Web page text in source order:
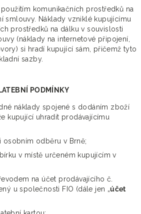
komunikačních prostředků na
smlouvy. Náklady vzniklé kupujícímu
prostředků na dálku v souvislosti
(náklady na internetové připojení,
si hradí kupující sám, přičemž tyto
sazby.
PODMÍNKY
náklady spojené s dodáním zboží
kupující uhradit prodávajícímu
osobním odběru v Brně;
v místě určeném kupujícím v
na účet prodávajícího č.
u společnosti FIO (dále jen „účet